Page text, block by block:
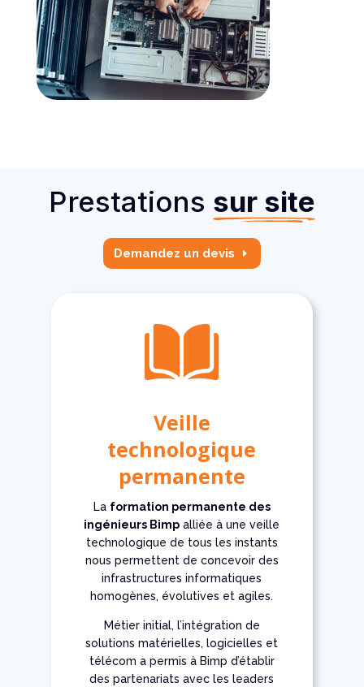
Prestations sur site
Demandez un devis
Veille
technologique
permanente
La formation permanente des
ingénieurs Bimp alliée à une veille
technologique de tous les instants
nous permettent de concevoir des
infrastructures informatiques
homogènes, évolutives et agiles.
Métier initial, l’intégration de
solutions matérielles, logicielles et
télécom a permis à Bimp d’établir
des partenariats avec les leaders